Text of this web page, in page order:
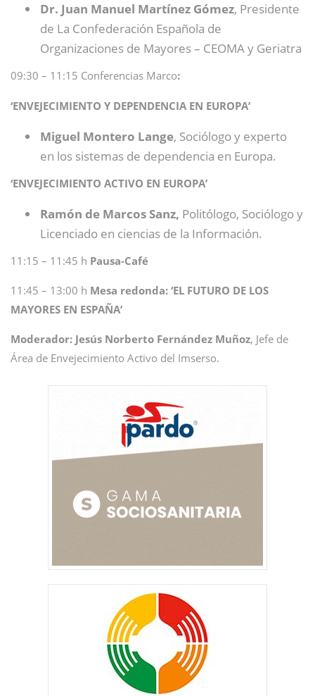
Dr. Juan Manuel Martínez Gómez, Presidente
de La Confederación Española de
Organizaciones de Mayores – CEOMA y Geriatra
09:30 – 11:15 Conferencias Marco:
‘ENVEJECIMIENTO Y DEPENDENCIA EN EUROPA’
Miguel Montero Lange, Sociólogo y experto
en los sistemas de dependencia en Europa.
‘ENVEJECIMIENTO ACTIVO EN EUROPA’
Ramón de Marcos Sanz, Politólogo, Sociólogo y
Licenciado en ciencias de la Información.
11:15 – 11:45 h Pausa-Café
11:45 – 13:00 h Mesa redonda: ‘EL FUTURO DE LOS
MAYORES EN ESPAÑA’
Moderador: Jesús Norberto Fernández Muñoz, Jefe de
Área de Envejecimiento Activo del Imserso.